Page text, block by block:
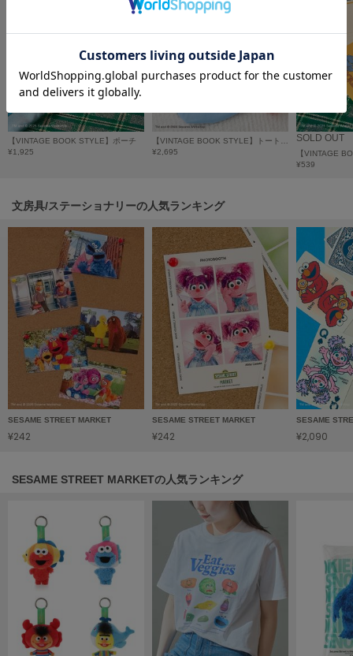
FURFUR
ジェラート ピケ
GELATO PIQUE CAT&DOG
ジェラート ピケ スリープ
Henon.
HUNTER
ハンター
HOKA ONEONE
ホカ オネオネ
KEEN
キーン
LAATO
ラート
le coq sportif
ルコックスポルティフ
【VINTAGE BOOK STYLE】ポーチ
¥1,925
¥2,695
SOLD OUT
¥539
文房具/ステーショナリーの人気ランキング
SESAME STREET MARKET
¥242
SESAME STREET MARKET
¥242
SESAME
¥2,090
SESAME STREET MARKETの人気ランキング